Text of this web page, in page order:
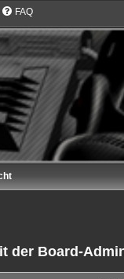
FAQ
der Board-